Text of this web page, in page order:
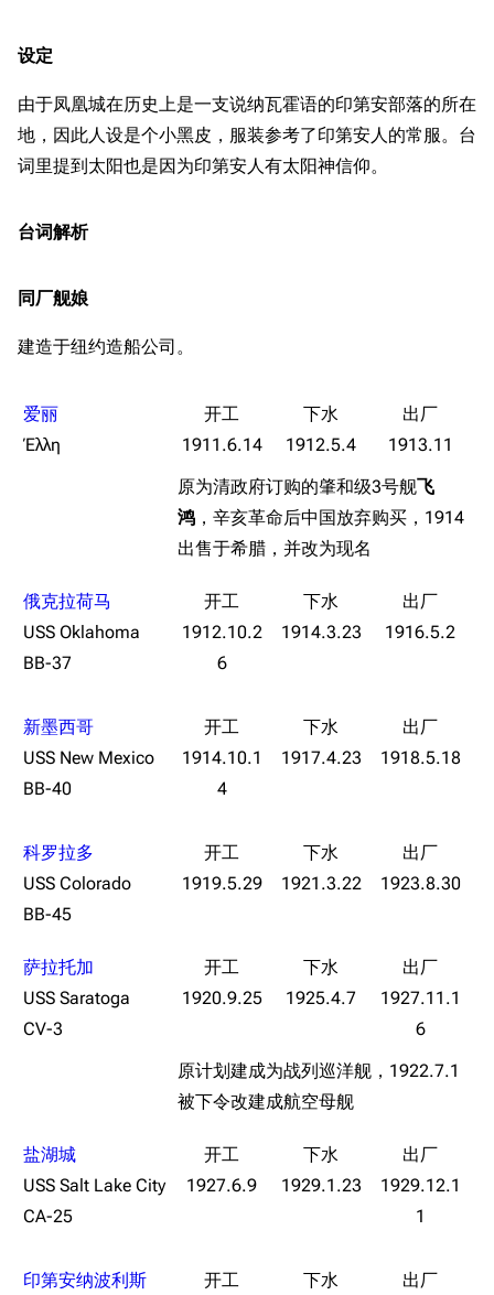
设定
由于凤凰城在历史上是一支说纳瓦霍语的印第安部落的所在
地，因此人设是个小黑皮，服装参考了印第安人的常服。台
词里提到太阳也是因为印第安人有太阳神信仰。
台词解析
同厂舰娘
建造于纽约造船公司。
爱丽
Έλλη
1911.6.14 1912.5.4
1913.11
原为清政府订购的肇和级3号舰飞
鸿 ，辛亥革命后中国放弃购买，1914
出售于希腊，并改为现名
俄克拉荷马
USS Oklahoma
BB-37
1912.10.2
6
1914.3.23 1916.5.2
新墨西哥
USS New Mexico
BB-40
1914.10.1
4
1917.4.23 1918.5.18
科罗拉多
USS Colorado
BB-45
1919.5.29 1921.3.22 1923.8.30
萨拉托加
USS Saratoga
CV-3
1920.9.25 1925.4.7
1927.11.1
6
原计划建成为战列巡洋舰，1922.7.1
被下令改建成航空母舰
盐湖城
USS Salt Lake City
CA-25
1927.6.9 1929.1.23
1929.12.1
1
印第安纳波利斯